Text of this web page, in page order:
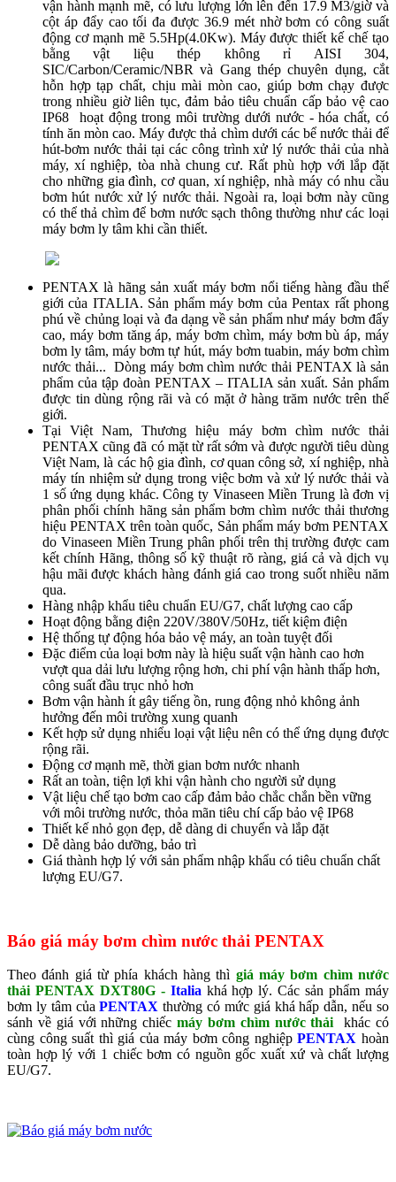
vận hành mạnh mẽ, có lưu lượng lớn lên đến 17.9 M3/giờ và
cột áp đẩy cao tối đa được 36.9 mét nhờ bơm có công suất
động cơ mạnh mẽ 5.5Hp(4.0Kw). Máy được thiết kế chế tạo
bằng vật liệu thép không rỉ AISI 304,
SIC/Carbon/Ceramic/NBR và Gang thép chuyên dụng, cắt
hỗn hợp tạp chất, chịu mài mòn cao, giúp bơm chạy được
trong nhiều giờ liên tục, đảm bảo tiêu chuẩn cấp bảo vệ cao
IP68 hoạt động trong môi trường dưới nước - hóa chất, có
tính ăn mòn cao. Máy được thả chìm dưới các bể nước thải để
hút-bơm nước thải tại các công trình xử lý nước thải của nhà
máy, xí nghiệp, tòa nhà chung cư. Rất phù hợp với lắp đặt
cho những gia đình, cơ quan, xí nghiệp, nhà máy có nhu cầu
bơm hút nước xử lý nước thải. Ngoài ra, loại bơm này cũng
có thể thả chìm để bơm nước sạch thông thường như các loại
máy bơm ly tâm khi cần thiết.
PENTAX là hãng sản xuất máy bơm nổi tiếng hàng đầu thế
giới của ITALIA. Sản phẩm máy bơm của Pentax rất phong
phú về chủng loại và đa dạng về sản phẩm như máy bơm đẩy
cao, máy bơm tăng áp, máy bơm chìm, máy bơm bù áp, máy
bơm ly tâm, máy bơm tự hút, máy bơm tuabin, máy bơm chìm
nước thải... Dòng máy bơm chìm nước thải PENTAX là sản
phẩm của tập đoàn PENTAX – ITALIA sản xuất. Sản phẩm
được tin dùng rộng rãi và có mặt ở hàng trăm nước trên thế
giới.
Tại Việt Nam, Thương hiệu máy bơm chìm nước thải
PENTAX cũng đã có mặt từ rất sớm và được người tiêu dùng
Việt Nam, là các hộ gia đình, cơ quan công sở, xí nghiệp, nhà
máy tín nhiệm sử dụng trong việc bơm và xử lý nước thải và
1 số ứng dụng khác. Công ty Vinaseen Miền Trung là đơn vị
phân phối chính hãng sản phẩm bơm chìm nước thải thương
hiệu PENTAX trên toàn quốc, Sản phẩm máy bơm PENTAX
do Vinaseen Miền Trung phân phối trên thị trường được cam
kết chính Hãng, thông số kỹ thuật rõ ràng, giá cả và dịch vụ
hậu mãi được khách hàng đánh giá cao trong suốt nhiều năm
qua.
Hàng nhập khẩu tiêu chuẩn EU/G7, chất lượng cao cấp
Hoạt động bằng điện 220V/380V/50Hz, tiết kiệm điện
Hệ thống tự động hóa bảo vệ máy, an toàn tuyệt đối
Đặc điểm của loại bơm này là hiệu suất vận hành cao hơn
vượt qua dải lưu lượng rộng hơn, chi phí vận hành thấp hơn,
công suất đầu trục nhỏ hơn
Bơm vận hành ít gây tiếng ồn, rung động nhỏ không ảnh
hưởng đến môi trường xung quanh
Kết hợp sử dụng nhiểu loại vật liệu nên có thể ứng dụng được
rộng rãi.​
Động cơ mạnh mẽ, thời gian bơm nước nhanh
Rất an toàn, tiện lợi khi vận hành cho người sử dụng
Vật liệu chế tạo bơm cao cấp đảm bảo chắc chắn bền vững
với môi trường nước, thỏa mãn tiêu chí cấp bảo vệ IP68
Thiết kế nhỏ gọn đẹp, dễ dàng di chuyển và lắp đặt
Dễ dàng bảo dưỡng, bảo trì
Giá thành hợp lý với sản phẩm nhập khẩu có tiêu chuẩn chất
lượng EU/G7.
Báo giá máy bơm chìm nước thải PENTAX
Theo đánh giá từ phía khách hàng thì giámáy bơm chìm nước
thải PENTAX DXT80G -Italia khá hợp lý. Các sản phẩm máy
bơm ly tâm của PENTAX thường có mức giá khá hấp dẫn, nếu so
sánh về giá với những chiếcmáy bơm chìm nước thải
khác có
cùng công suất thì giá của máy bơm công nghiệpPENTAX hoàn
toàn hợp lý với 1 chiếc bơm có nguồn gốc xuất xứ và chất lượng
EU/G7.